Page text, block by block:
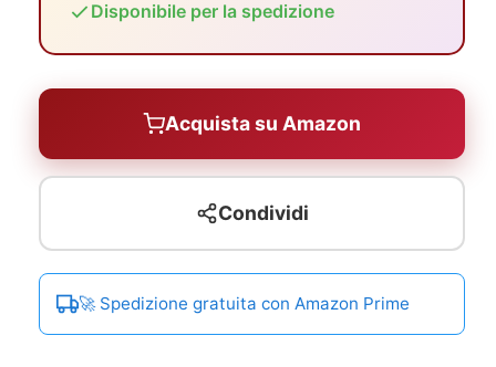
Disponibile per la spedizione
Acquista su Amazon
Condividi
🚀 Spedizione gratuita con Amazon Prime